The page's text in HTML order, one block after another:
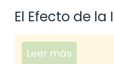
El Efecto de
Leer más